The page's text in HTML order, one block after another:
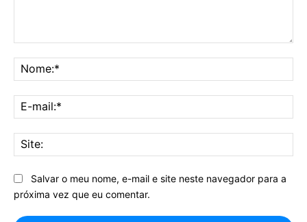
Salvar o meu nome, e-mail e site neste navegador para a
próxima vez que eu comentar.